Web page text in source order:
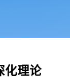
化理论